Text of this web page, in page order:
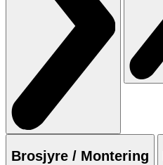
Brosjyre / Montering